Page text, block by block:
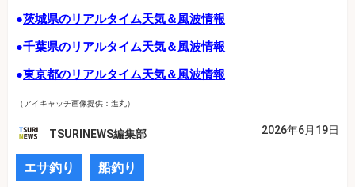
●茨城県のリアルタイム天気＆風波情報
●千葉県のリアルタイム天気＆風波情報
●東京都のリアルタイム天気＆風波情報
（アイキャッチ画像提供：進丸）
TSURINEWS編集部 2026年6月19日
エサ釣り 船釣り